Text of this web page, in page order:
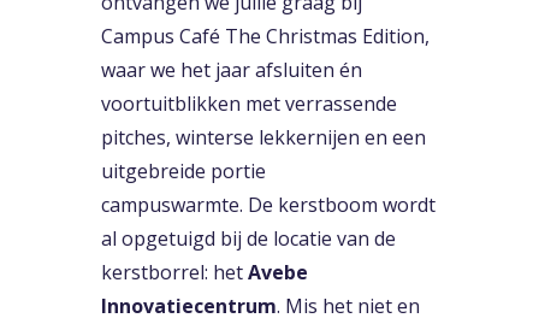
Campus Café The Christmas Edition,
waar we het jaar afsluiten én
voortuitblikken met verrassende
pitches, winterse lekkernijen en een
uitgebreide portie
campuswarmte. De kerstboom wordt
al opgetuigd bij de locatie van de
kerstborrel: hetAvebe
Innovatiecentrum. Mis het niet en